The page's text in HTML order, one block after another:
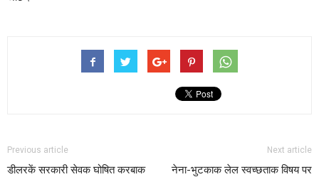
Previous article
डीलरकें सरकारी सेवक घोषित करबाक
Next article
नेना-भुटकाक लेल स्वच्छताक विषय पर